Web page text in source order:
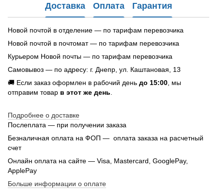
Доставка Оплата Гарантия
Новой почтой в отделение — по тарифам перевозчика
Новой почтой в почтомат — по тарифам перевозчика
Курьером Новой почты — по тарифам перевозчика
Самовывоз — по адресу: г. Днепр, ул. Каштановая, 13
🚚 Если заказ оформлен в рабочий день до 15:00 , мы
отправим товар в этот же день
Подробнее о доставке
Послеплата — при получении заказа
Безналичная оплата на ФОП — оплата заказа на расчетный
счет
Онлайн оплата на сайте — Visa, Mastercard, GooglePay,
ApplePay
Больше информации о оплате